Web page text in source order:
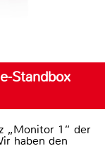
Standbox
„Monitor 1“ der
haben den